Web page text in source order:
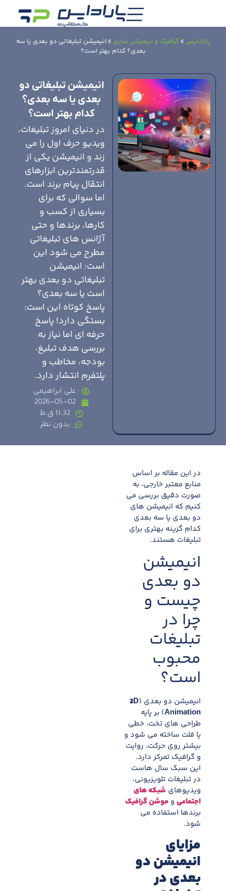
پارادایس » گرافیک و انیمیشن سازی »انیمیشن تبلیغاتی دو بعدی یا سه
بعدی؟ کدام بهتر است؟
انیمیشن تبلیغاتی دو
بعدی یا سه بعدی؟
کدام بهتر است؟
در دنیای امروز تبلیغات،
ویدیو حرف اول را می
زند و انیمیشن یکی از
قدرتمندترین ابزارهای
انتقال پیام برند است.
اما سوالی که برای
بسیاری از کسب و
کارها، برندها و حتی
آژانس های تبلیغاتی
مطرح می شود این
است: انیمیشن
تبلیغاتی دو بعدی بهتر
است یا سه بعدی؟
پاسخ کوتاه این است:
بستگی دارد! پاسخ
حرفه ای اما نیاز به
بررسی هدف تبلیغ،
بودجه، مخاطب و
پلتفرم انتشار دارد.
علی ابراهیمی
2026-05-02
11:32 ق.ظ
بدون نظر
در این مقاله بر اساس
منابع معتبر خارجی، به
صورت دقیق بررسی می
کنیم که انیمیشن های
دو بعدی یا سه بعدی
کدام گزینه بهتری برای
تبلیغات هستند.
انیمیشن
دو بعدی
چیست و
چرا در
تبلیغات
محبوب
است؟
انیمیشن دو بعدی (2D
Animation) بر پایه
طراحی های تخت، خطی
یا فلت ساخته می شود و
بیشتر روی حرکت، روایت
و گرافیک تمرکز دارد.
این سبک سال هاست
در تبلیغات تلویزیونی،
ویدیوهای شبکه های
اجتماعی و موشن گرافیک
برندها استفاده می
شود.
مزایای
انیمیشن دو
بعدی در